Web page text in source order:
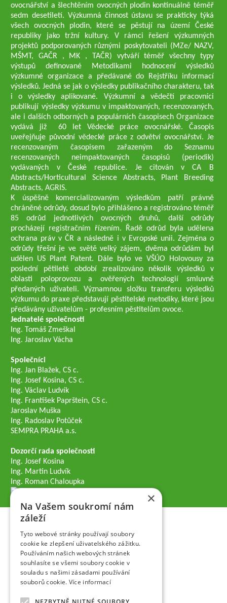
ovocnářství a šlechtěním ovocných plodin kontinuálně téměř
sedm desetiletí. Výzkumná činnost ústavu se prakticky týká
všech ovocných plodin, které se pěstují na území České
republiky jako tržní kultury. V rámci řešení výzkumných
projektů podporovaných různými poskytovateli (MZe/ NAZV,
MŠMT, GAČR , MK , TAČR) vytváří téměř všechny typy
výstupů definované Metodikami hodnocení výsledků
výzkumné organizace a předávané do Rejstříku informací
výsledků. Jedná se jak o výsledky publikačního charakteru, tak
i o výsledky aplikované. Výzkumní a vědečtí pracovníci
publikují výsledky výzkumu v impaktovaných, recenzovaných,
ale i dalších odborných a populárních časopisech Organizace
vydává již 60 let Vědecké práce ovocnářské. Časopis
uveřejňuje původní vědecké práce z odvětví ovocnářství. Je
recenzovaným časopisem zařazeným do Seznamu
recenzovaných neimpaktovaných časopisů (periodik)
vydávaných v České republice. Je citován v CA B
Abstracts/Horticultural Science Abstracts, Plant Breeding
Abstracts, AGRIS.
K úspěšně komercializovaným výsledkům patří právně
chráněné odrůdy, dosud bylo přihlášeno a registrováno téměř
85 odrůd jednotlivých ovocných druhů, další odrůdy
procházejí registračním řízením. Řadě odrůd byla udělena
ochrana práv v ČR a následně i v Evropské unii. Zejména o
odrůdy třešní je ve světě velký zájem, dvěma odrůdám byl
udělen US Plant Patent. Dále bylo ve VŠÚO Holovousy za
poslední pětileté období zrealizováno několik výsledků v
oblasti poloprovozu a ověřených technologií smluvně
předaných uživateli. Významnou složku transferu výsledků
výzkumu do praxe představují pěstitelské metodiky, které jsou
předávány uživatelům - profesním pěstitelům ovoce.
Jednatelé společnosti
Ing. Tomáš Zmeškal
Ing. Jaroslav Vácha
Společníci
Ing. Jan Blažek, CS c.
Ing. Josef Kosina, CS c.
Ing. Václav Ludvík
Ing. František Paprštein, CS c.
Jaroslav Muška
Ing. Radoslav Potůček
SEMPRA PRAHA a.s.
Dozorčí rada společnosti
Ing. Josef Kosina
Ing. Martin Ludvík
Ing. Roman Chaloupka
×
Na Vašem soukromí nám
záleží
Tyto webové stránky používají soubory
cookie ke zlepšení uživatelského zážitku.
Používáním našich webových stránek
souhlasíte se všemi soubory cookie v
souladu s našimi zásadami používání
souborů cookie. Více informací